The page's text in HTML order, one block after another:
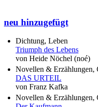
neu hinzugefügt
Dichtung, Leben
Triumph des Lebens
von Heide Nöchel (noé)
Novellen & Erzählungen,
DAS URTEIL
von Franz Kafka
Novellen & Erzählungen,